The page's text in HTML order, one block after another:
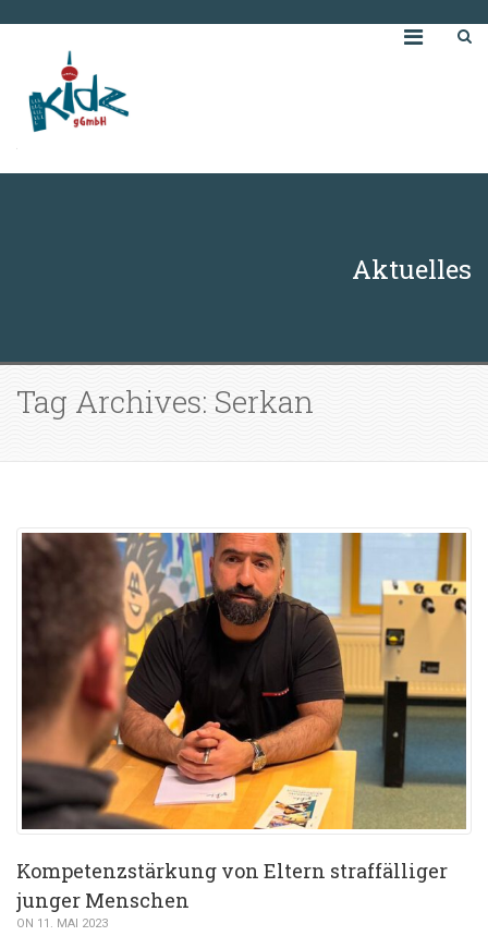
Aktuelles
Tag Archives: Serkan
Kompetenzstärkung von Eltern straffälliger
junger Menschen
ON 11. MAI 2023